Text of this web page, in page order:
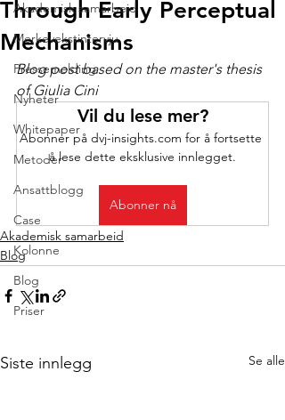
Akademisk samarbeid
Merkevekstintervju
Pressemelding
Nyheter
Whitepaper
Metoder
Ansattblogg
Case
Kolonne
Blog
Priser
Through Early Perceptual
Mechanisms
Blog post based on the master's thesis
of Giulia Cini
Vil du lese mer?
Abonner på dvj-insights.com for å fortsette
å lese dette eksklusive innlegget.
Abonner nå
Akademisk samarbeid
Blog
Siste innlegg Se alle